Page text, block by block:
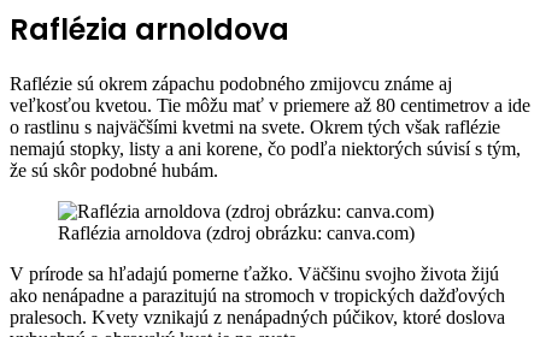
Raflézia arnoldova
Raflézie sú okrem zápachu podobného zmijovcu známe aj
veľkosťou kvetou. Tie môžu mať v priemere až 80 centimetrov a ide
o rastlinu s najväčšími kvetmi na svete. Okrem tých však raflézie
nemajú stopky, listy a ani korene, čo podľa niektorých súvisí s tým,
že sú skôr podobné hubám.
Raflézia arnoldova (zdroj obrázku: canva.com)
V prírode sa hľadajú pomerne ťažko. Väčšinu svojho života žijú
ako nenápadne a parazitujú na stromoch v tropických dažďových
pralesoch. Kvety vznikajú z nenápadných púčikov, ktoré doslova